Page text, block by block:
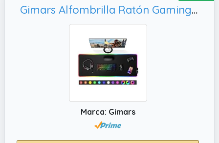
de transportar, y su grosor de 3 mm reduce
Gimars Alfombrilla Ratón Gaming RGB, Oficina Gamer
Marca: Gimars